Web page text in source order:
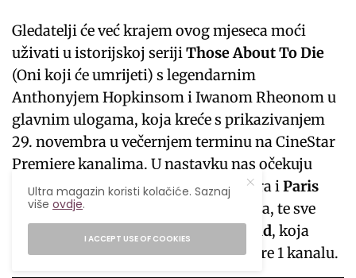
Gledatelji će već krajem ovog mjeseca moći
uživati u istorijskoj serijiThose About To Die
(Oni koji će umrijeti) s legendarnim
Anthonyjem Hopkinsom i Iwanom Rheonom u
glavnim ulogama, koja kreće s prikazivanjem
29. novembra u večernjem terminu na CineStar
Premiere kanalima. U nastavku nas očekuju
serijeFallen(Pali anđeo) od 3. januara iParis
Has Fallen (Pad Pariza) od 31. januara, te sve
sezone popularne serije
Breaking Bad, koja
kreće 13. januara na CineStar Premiere 1 kanalu.
Ultra magazin koristi kolačiće. Saznaj
višeovdje.
I ACCEPT USE OF COOKIES